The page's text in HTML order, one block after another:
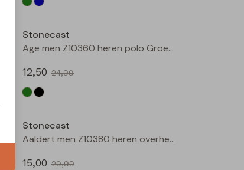
Stonecast
Age men Z10360 heren polo Groen mos
12,50 24,99
Stonecast
Aaldert men Z10380 heren overhemd km Bruin licht
15,00 29,99